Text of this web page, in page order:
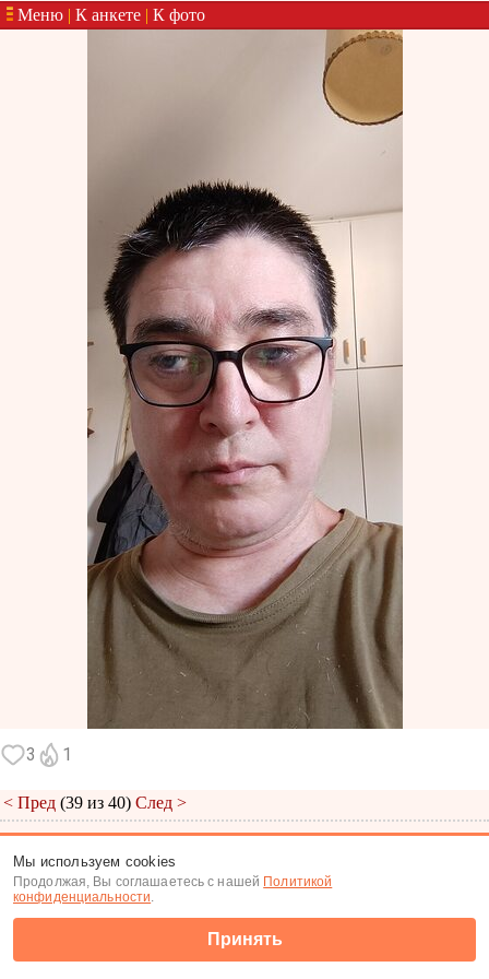
Меню | К анкете | К фото
3 1
< Пред (39 из 40) След >
(c) Tabor.ru 2026
Мы используем cookies
Продолжая, Вы соглашаетесь с нашей Политикой
конфиденциальности.
Принять